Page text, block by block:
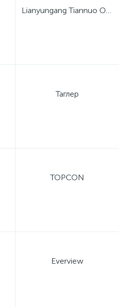
Lianyungang Tiannuo Optical Instrument Co., Ltd.
Таглер
TOPCON
Everview